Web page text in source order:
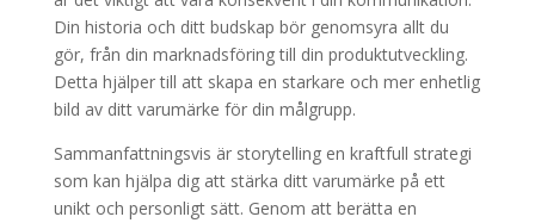
Din historia och ditt budskap bör genomsyra allt du
gör, från din marknadsföring till din produktutveckling.
Detta hjälper till att skapa en starkare och mer enhetlig
bild av ditt varumärke för din målgrupp.
Sammanfattningsvis är storytelling en kraftfull strategi
som kan hjälpa dig att stärka ditt varumärke på ett
unikt och personligt sätt. Genom att berätta en